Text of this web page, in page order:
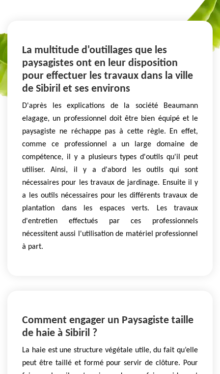
La multitude d'outillages que les
paysagistes ont en leur disposition
pour effectuer les travaux dans la ville
de Sibiril et ses environs
D'après les explications de la société Beaumann
elagage, un professionnel doit être bien équipé et le
paysagiste ne réchappe pas à cette règle. En effet,
comme ce professionnel a un large domaine de
compétence, il y a plusieurs types d'outils qu'il peut
utiliser. Ainsi, il y a d'abord les outils qui sont
nécessaires pour les travaux de jardinage. Ensuite il y
a les outils nécessaires pour les différents travaux de
plantation dans les espaces verts. Les travaux
d'entretien effectués par ces professionnels
nécessitent aussi l'utilisation de matériel professionnel
à part.
Comment engager un Paysagiste taille
de haie à Sibiril ?
La haie est une structure végétale utile, du fait qu’elle
peut être taillé et formé pour servir de clôture. Pour